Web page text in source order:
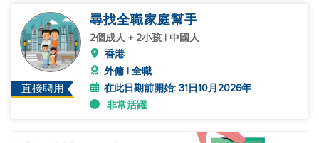
直接聘用
尋找全職家庭幫手
2個成人 + 2小孩 | 中國人
香港
外傭 | 全職
在此日期前開始: 31日10月2026年
非常活躍